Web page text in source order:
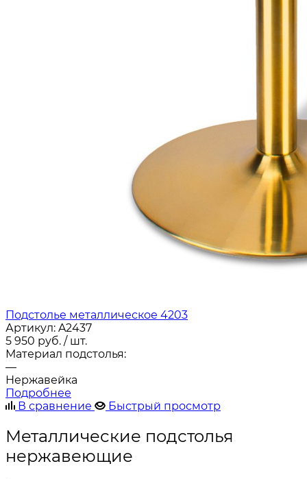
Подстолье металлическое 4203
Артикул: A2437
5 950 руб. / шт.
Материал подстолья:
—
Нержавейка
Подробнее
В сравнение
Быстрый просмотр
Металлические подстолья
нержавеющие